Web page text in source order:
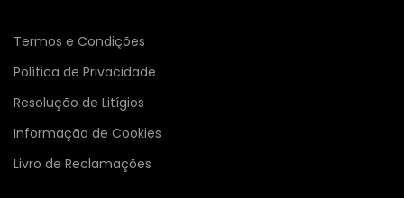
Termos e Condições
Política de Privacidade
Resolução de Litígios
Informação de Cookies
Livro de Reclamações